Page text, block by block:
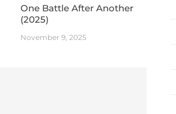
One Battle After Another
(2025)
November 9, 2025